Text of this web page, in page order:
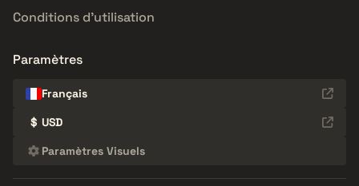
Conditions d'utilisation
Paramètres
Français
$ USD
Paramètres Visuels